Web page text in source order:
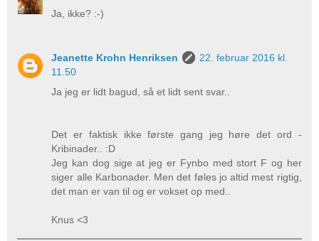
Ja, ikke? :-)
Jeanette Krohn Henriksen
22. februar 2016 kl.
11.50
Ja jeg er lidt bagud, så et lidt sent svar..
Det er faktisk ikke første gang jeg høre det ord -
Kribinader.. :D
Jeg kan dog sige at jeg er Fynbo med stort F og her
siger alle Karbonader. Men det føles jo altid mest rigtig,
det man er van til og er vokset op med..
Knus <3